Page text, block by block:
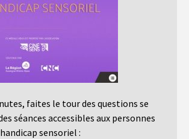
faites le tour des questions se
séances accessibles aux personnes
sensoriel :